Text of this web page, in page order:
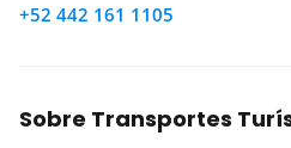
+52 442 161 1105
Sobre Transportes